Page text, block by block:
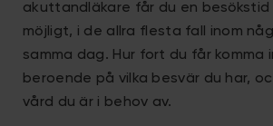
akuttandläkare får du en besökstid
möjligt, i de allra flesta fall inom
samma dag. Hur fort du får komma
beroende på vilka besvär du har,
vård du är i behov av.